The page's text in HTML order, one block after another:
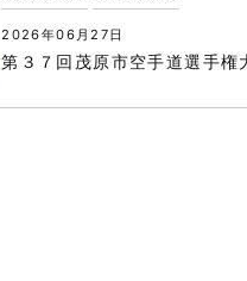
2026年06月27日
第３７回茂原市空手道選手権